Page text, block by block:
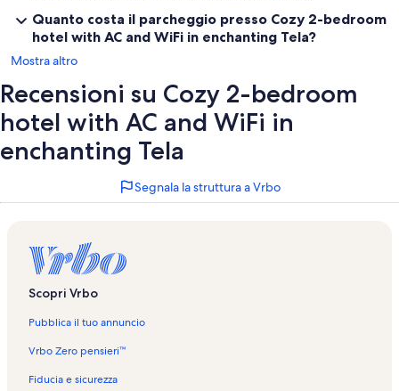
Quanto costa il parcheggio presso Cozy 2-bedroom
hotel with AC and WiFi in enchanting Tela?
Mostra altro
Recensioni su Cozy 2-bedroom
hotel with AC and WiFi in
enchanting Tela
Segnala la struttura a Vrbo
Scopri Vrbo
Pubblica il tuo annuncio
Vrbo Zero pensieri™
Fiducia e sicurezza